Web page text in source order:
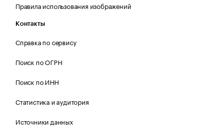
Правила использования изображений
Контакты
Справка по сервису
Поиск по ОГРН
Поиск по ИНН
Статистика и аудитория
Источники данных